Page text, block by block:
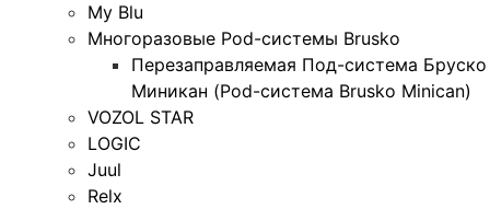
My Blu
Многоразовые Pod-системы Brusko
Перезаправляемая Под-система Бруско
Миникан (Pod-система Brusko Minican)
VOZOL STAR
LOGIC
Juul
Relx